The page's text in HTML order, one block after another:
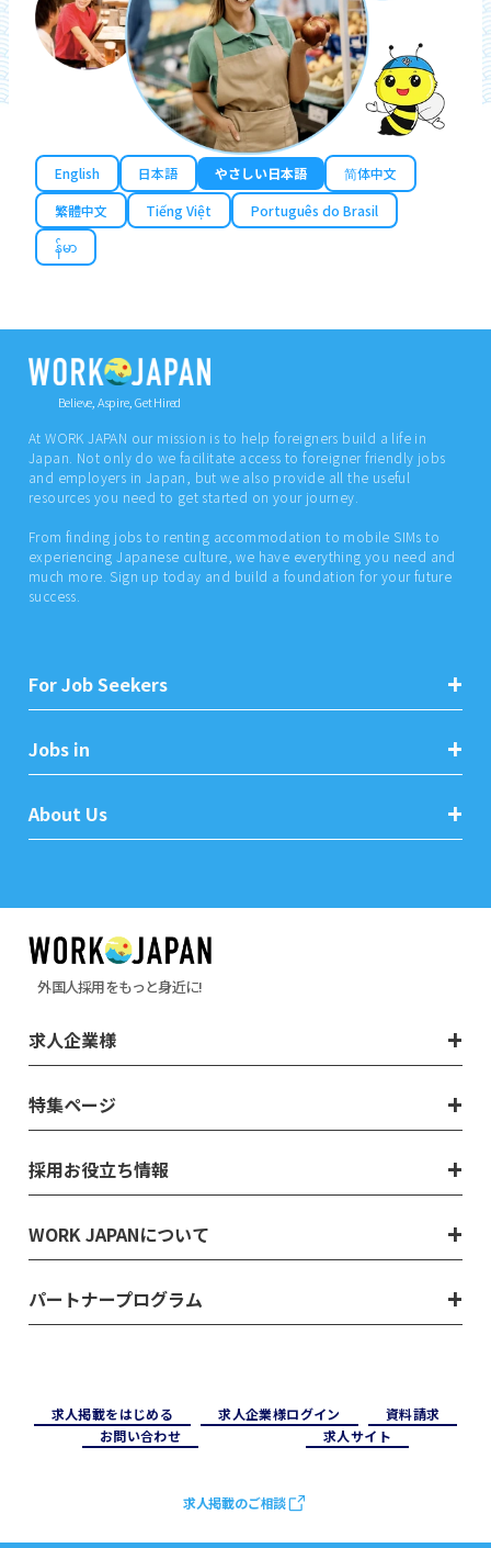
English 日本語 やさしい日本語
简体中文
繁體中文
Tiếng Việt
Português do Brasil
န်မာ
Believe, Aspire, Get Hired
At WORK JAPAN our mission is to help foreigners build a life in
Japan. Not only do we facilitate access to foreigner friendly jobs
and employers in Japan, but we also provide all the useful
resources you need to get started on your journey.
From finding jobs to renting accommodation to mobile SIMs to
experiencing Japanese culture, we have everything you need and
much more. Sign up today and build a foundation for your future
success.
For Job Seekers
Jobs in
About Us
外国人採用をもっと身近に!
求人企業様
特集ページ
採用お役立ち情報
WORK JAPANについて
パートナープログラム
求⼈掲載をはじめる 求⼈企業様ログイン
資料請求
お問い合わせ
求⼈サイト
求人掲載のご相談